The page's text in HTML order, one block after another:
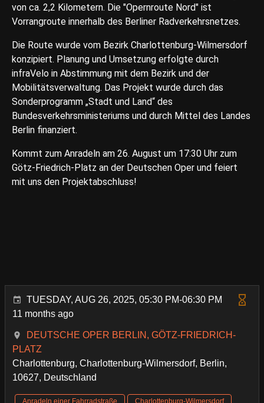
von ca. 2,2 Kilometern. Die "Opernroute Nord" ist
Vorrangroute innerhalb des Berliner Radverkehrsnetzes.
Die Route wurde vom Bezirk Charlottenburg-Wilmersdorf
konzipiert. Planung und Umsetzung erfolgte durch
infraVelo in Abstimmung mit dem Bezirk und der
Mobilitätsverwaltung. Das Projekt wurde durch das
Sonderprogramm „Stadt und Land“ des
Bundesverkehrsministeriums und durch Mittel des Landes
Berlin finanziert.
Kommt zum Anradeln am 26. August um 17:30 Uhr zum
Götz-Friedrich-Platz an der Deutschen Oper und feiert
mit uns den Projektabschluss!
TUESDAY, AUG 26, 2025, 05:30 PM-06:30 PM
11 months ago
DEUTSCHE OPER BERLIN, GÖTZ-FRIEDRICH-
PLATZ
Charlottenburg, Charlottenburg-Wilmersdorf, Berlin,
10627, Deutschland
Anradeln einer Fahrradstraße Charlottenburg-Wilmersdorf